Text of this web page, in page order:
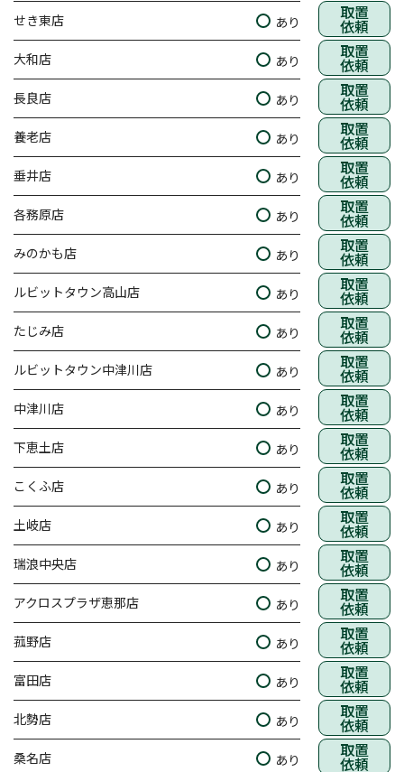
せき東店 あり 取置
依頼
大和店 あり 取置
依頼
長良店 あり 取置
依頼
養老店 あり 取置
依頼
垂井店 あり 取置
依頼
各務原店 あり 取置
依頼
みのかも店 あり 取置
依頼
ルビットタウン高山店 あり 取置
依頼
たじみ店 あり 取置
依頼
ルビットタウン中津川店 あり 取置
依頼
中津川店 あり 取置
依頼
下恵土店 あり 取置
依頼
こくふ店 あり 取置
依頼
土岐店 あり 取置
依頼
瑞浪中央店 あり 取置
依頼
アクロスプラザ恵那店 あり 取置
依頼
菰野店 あり 取置
依頼
富田店 あり 取置
依頼
北勢店 あり 取置
依頼
桑名店 あり 取置
依頼